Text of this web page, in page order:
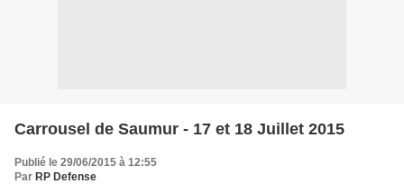
Carrousel de Saumur - 17 et 18 Juillet 2015
Publié le 29/06/2015 à 12:55
Par RP Defense